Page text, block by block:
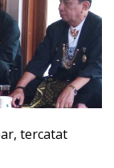
tercatat